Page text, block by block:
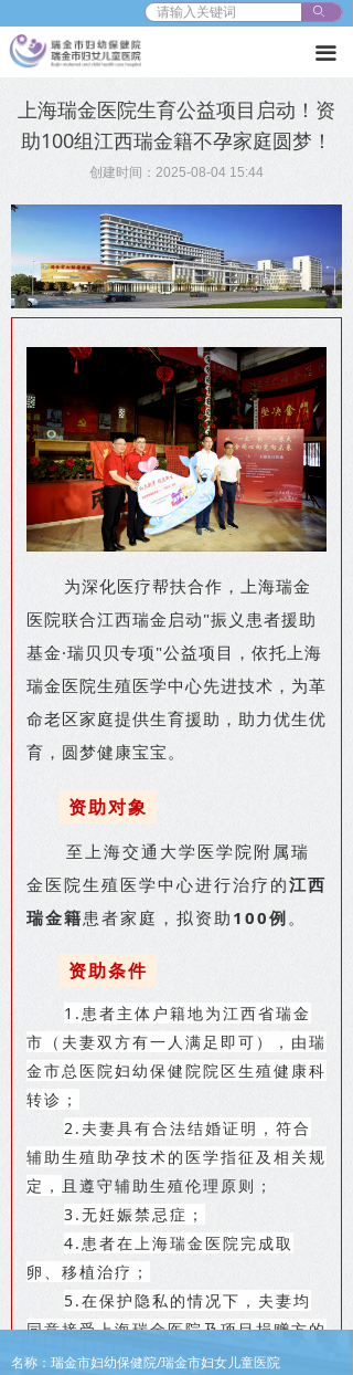
ꄙ
끀
上海瑞金医院生育公益项目启动！资
助100组江西瑞金籍不孕家庭圆梦！
创建时间： 2025-08-04 15:44
为深化医疗帮扶合作，上海瑞金
医院联合江西瑞金启动"振义患者援助
基金·瑞贝贝专项"公益项目，依托上海
瑞金医院生殖医学中心先进技术，为革
命老区家庭提供生育援助，助力优生优
育，圆梦健康宝宝。
资助对象
至上海交通大学医学院附属瑞
金医院生殖医学中心进行治疗的江西
瑞金籍患者家庭，拟资助 100例。
资助条件
1.患者主体户籍地为江西省瑞金
市（夫妻双方有一人满足即可），由瑞
金市总医院妇幼保健院院区生殖健康科
转诊；
2.夫妻具有合法结婚证明，符合
辅助生殖助孕技术的医学指征及相关规
定， 且遵守辅助生殖伦理原则；
3.无妊娠禁忌症；
4.患者在上海瑞金医院完成取
卵、移植治疗；
5.在保护隐私的情况下，夫妻均
同意接受上海瑞金医院及项目捐赠方的
随访及案例报道。
名称：瑞金市妇幼保健院/瑞金市妇女儿童医院